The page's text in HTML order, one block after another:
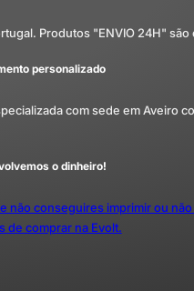
Produtos "ENVIO 24H"
personalizado
com sede em Aveiro
o dinheiro!
não conseguires imprimir ou
de comprar na Evolt.